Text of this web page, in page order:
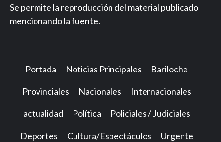
Se permite la reproducción del material publicado
mencionando la fuente.
Portada Noticias Principales Bariloche
Provinciales Nacionales Internacionales
actualidad Política Policiales / Judiciales
Deportes Cultura/Espectáculos Urgente